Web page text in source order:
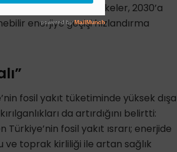
COP28’de ülkeler, 2030’a
enerjiye geçişi hızlandırma
fosil yakıt tüketiminde yüksek dışa
da artırdığını belirtti:
Türkiye’nin fosil yakıt ısrarı; enerjide
ve toprak kirliliği ile artan sağlık